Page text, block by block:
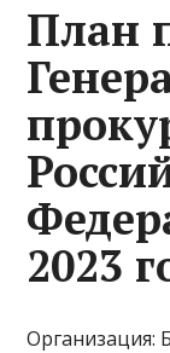
План
2023
Организация: